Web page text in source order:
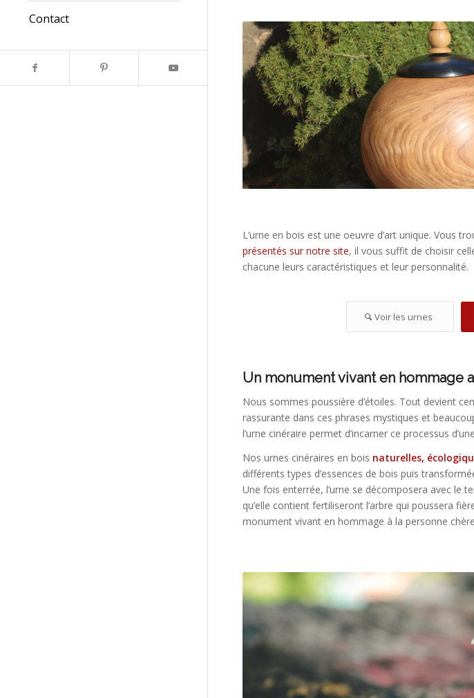
Contact
L’urne en bois est une oeuvre d’art unique. Vous
présentés sur notre site, il vous suffit de choisir
chacune leurs caractéristiques et leur personnalité.
Voir les urnes
Un monument vivant en hommage
Nous sommes poussière d’étoiles. Tout devient
rassurante dans ces phrases mystiques et
l’urne cinéraire permet d’incarner ce processus
Nos urnes cinéraires en bois naturelles,
différents types d’essences de bois puis
Une fois enterrée, l’urne se décomposera avec le
qu’elle contient fertiliseront l’arbre qui poussera
monument vivant en hommage à la personne
L’arbre : Un monument